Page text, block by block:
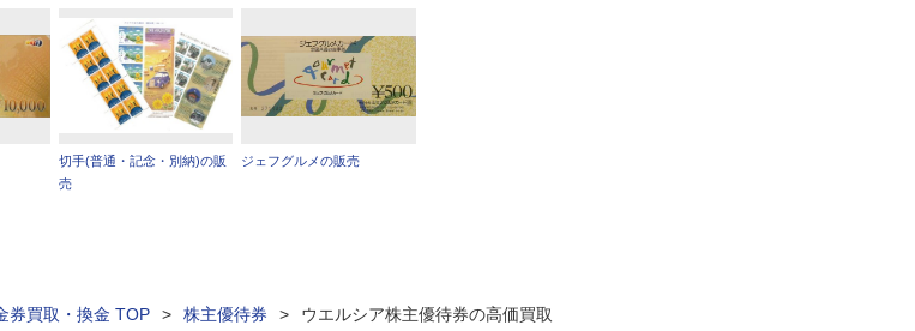
切手(普通・記念・別納)の販
売
ジェフグルメの販売
券買取・換金 TOP > 株主優待券 > ウエルシア株主優待券の高価買取